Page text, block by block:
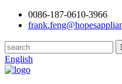
0086-187-0610-3966
English